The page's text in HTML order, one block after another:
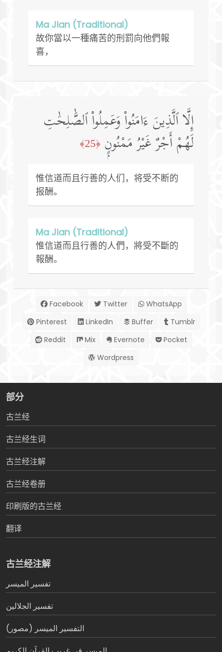
Ma Jian (Traditional)
故你當以一種痛苦的刑罰向他們報
喜，
إِلَّا ٱلَّذِينَ ءَامَنُوا۟ وَعَمِلُوا۟ ٱلصَّٰلِحَٰتِ
لَهُمْ أَجْرٌ غَيْرُ مَمْنُونٍۭ ﴿25﴾
惟信道而且行善的人们，将受不断的
报酬。
Ma Jian (Traditional)
惟信道而且行善的人們，將受不斷的
報酬。
Facebook Twitter
WhatsApp
Pinterest
LinkedIn Buffer
Tumblr
Reddit
Mix Evernote
Pocket
Wordpress
部分
古兰经
古兰经生词
古兰经注解
古兰经卷册
印刷版的古兰经
翻译
古兰经注解
تفسير المیسر
تفسير الجلالين
التفسير الميسر (مصور)